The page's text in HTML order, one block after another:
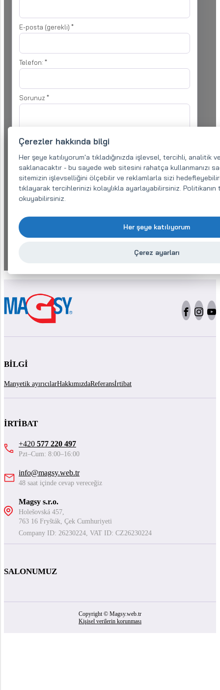
E-posta (gerekli) *
Telefon: *
Sorunuz *
Katılıyorumki̇şi̇sel veri̇leri̇n i̇şlenmesi̇ talebimin işlenmesi
amacıyla
Teklife daha erken mi ihtiyacınız var?
BILGI
Manyetik ayırıcılarHakkımızdaReferansİrtibat
İRTIBAT
+420 577 220 497
Pzt–Cum: 8:00–16:00
info@magsy.web.tr
48 saat içinde cevap vereceğiz
Magsy s.r.o.
Holešovská 457,
763 16 Fryšták, Çek Cumhuriyeti
Company ID: 26230224, VAT ID: CZ26230224
SALONUMUZ
Copyright © Magsy.web.tr
Kişisel verilerin korunması
Çerezler hakkında bilgi
Her şeye katılıyorum'a tıkladığınızda işlevsel, tercihli, analitik
saklanacaktır - bu sayede web sitesini rahatça kullanmanızı
sitemizin işlevselliğini ölçebilir ve reklamlarla sizi
tıklayarak tercihlerinizi kolaylıkla ayarlayabilirsiniz. Politikanın
okuyabilirsiniz.
Her şeye katılıyorum
Çerez ayarları